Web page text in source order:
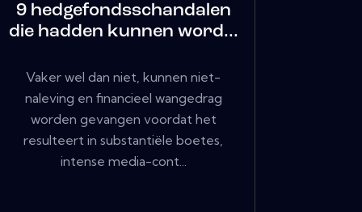
9 hedgefondsschandalen
die hadden kunnen word...
Vaker wel dan niet, kunnen niet-
naleving en financieel wangedrag
worden gevangen voordat het
resulteert in substantiële boetes,
intense media-cont...